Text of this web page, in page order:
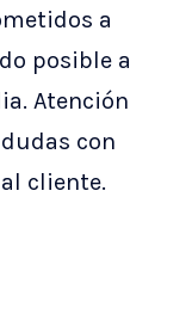
a
posible a
Atención
con
cliente.